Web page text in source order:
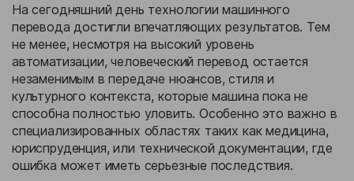
На сегодняшний день технологии машинного
перевода достигли впечатляющих результатов. Тем
не менее, несмотря на высокий уровень
автоматизации, человеческий перевод остается
незаменимым в передаче нюансов, стиля и
культурного контекста, которые машина пока не
способна полностью уловить. Особенно это важно в
специализированных областях таких как медицина,
юриспруденция, или технической документации, где
ошибка может иметь серьезные последствия.